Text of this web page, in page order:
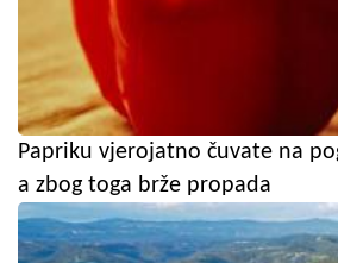
Papriku vjerojatno čuvate na
a zbog toga brže propada